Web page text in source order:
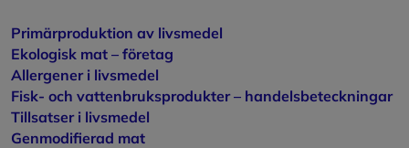
Primärproduktion av livsmedel
Ekologisk mat – företag
Allergener i livsmedel
Fisk- och vattenbruksprodukter – handelsbeteckningar
Tillsatser i livsmedel
Genmodifierad mat